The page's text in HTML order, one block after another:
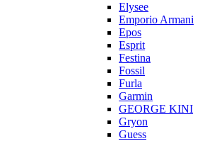
Elysee
Emporio Armani
Epos
Esprit
Festina
Fossil
Furla
Garmin
GEORGE KINI
Gryon
Guess